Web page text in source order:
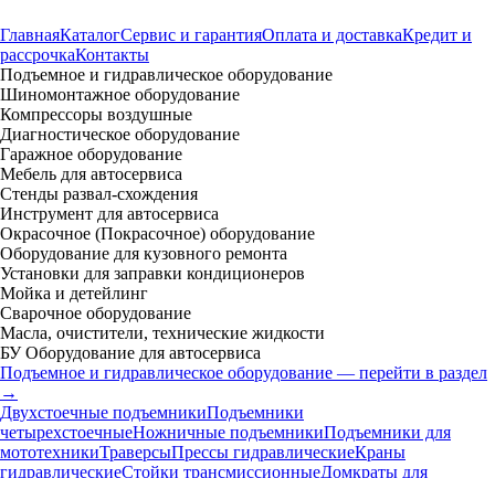
ГлавнаяКаталогСервис и гарантияОплата и доставкаКредит и
рассрочкаКонтакты
Подъемное и гидравлическое оборудование
Шиномонтажное оборудование
Компрессоры воздушные
Диагностическое оборудование
Гаражное оборудование
Мебель для автосервиса
Стенды развал-схождения
Инструмент для автосервиса
Окрасочное (Покрасочное) оборудование
Оборудование для кузовного ремонта
Установки для заправки кондиционеров
Мойка и детейлинг
Сварочное оборудование
Масла, очистители, технические жидкости
БУ Оборудование для автосервиса
Подъемное и гидравлическое оборудование — перейти в раздел
→
Двухстоечные подъемникиПодъемники
четырехстоечныеНожничные подъемникиПодъемники для
мототехникиТраверсыПрессы гидравлическиеКраны
гидравлическиеСтойки трансмиссионныеДомкраты для